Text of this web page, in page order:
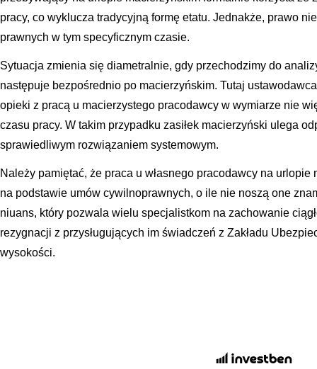
pracy, co wyklucza tradycyjną formę etatu. Jednakże, prawo
prawnych w tym specyficznym czasie.
Sytuacja zmienia się diametralnie, gdy przechodzimy do
następuje bezpośrednio po macierzyńskim. Tutaj
opieki z pracą u macierzystego pracodawcy w wymiarze nie
czasu pracy. W takim przypadku zasiłek macierzyński ulega
sprawiedliwym rozwiązaniem systemowym.
Należy pamiętać, że praca u własnego pracodawcy na
na podstawie umów cywilnoprawnych, o ile nie noszą one
niuans, który pozwala wielu specjalistkom na zachowanie
rezygnacji z przysługujących im świadczeń z Zakładu
wysokości.